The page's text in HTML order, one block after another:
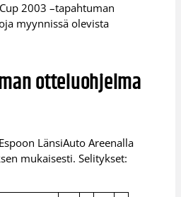
2003 –tapahtuman
myynnissä olevista
otteluohjelma
LänsiAuto Areenalla
mukaisesti. Selitykset: